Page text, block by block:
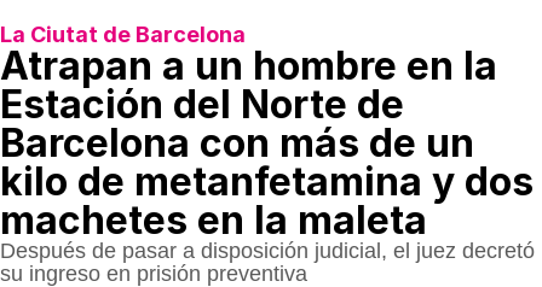
La Ciutat de Barcelona
Atrapan a un hombre en la
Estación del Norte de
Barcelona con más de un
kilo de metanfetamina y dos
machetes en la maleta
Después de pasar a disposición judicial, el juez decretó
su ingreso en prisión preventiva